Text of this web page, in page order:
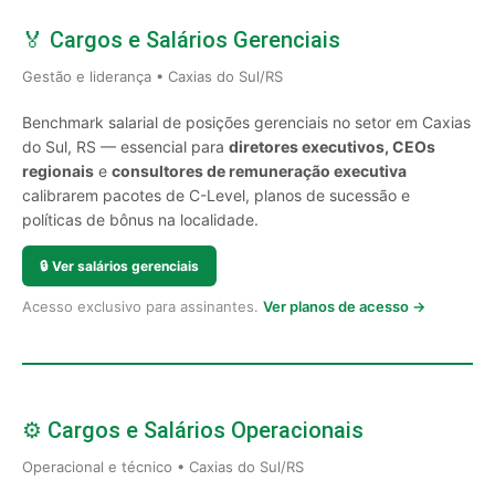
🏅 Cargos e Salários Gerenciais
Gestão e liderança • Caxias do Sul/RS
Benchmark salarial de posições gerenciais no setor em Caxias
do Sul, RS — essencial para diretores executivos, CEOs
regionais e consultores de remuneração executiva
calibrarem pacotes de C-Level, planos de sucessão e
políticas de bônus na localidade.
🔒 Ver salários gerenciais
Acesso exclusivo para assinantes. Ver planos de acesso →
⚙️ Cargos e Salários Operacionais
Operacional e técnico • Caxias do Sul/RS